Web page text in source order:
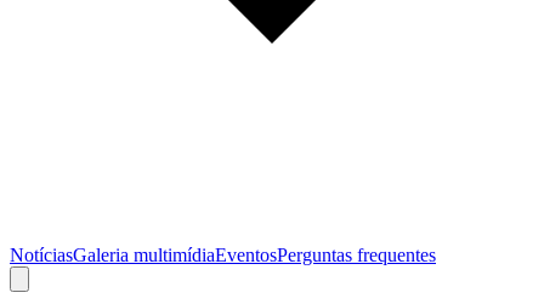
NotíciasGaleria multimídiaEventosPerguntas frequentes